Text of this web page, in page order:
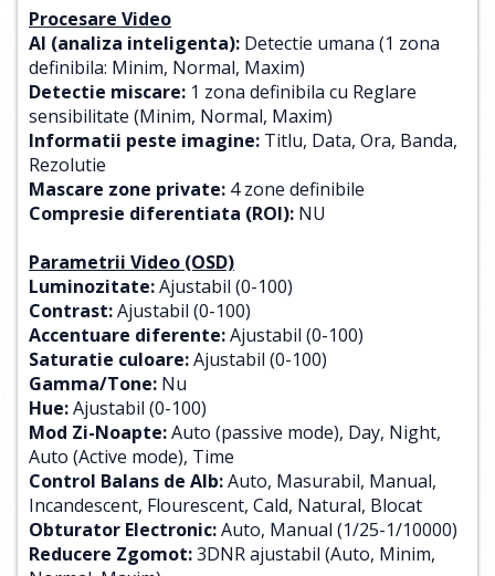
Procesare Video
AI (analiza inteligenta): Detectie umana (1 zona
definibila: Minim, Normal, Maxim)
Detectie miscare: 1 zona definibila cu Reglare
sensibilitate (Minim, Normal, Maxim)
Informatii peste imagine: Titlu, Data, Ora, Banda,
Rezolutie
Mascare zone private: 4 zone definibile
Compresie diferentiata (ROI): NU
Parametrii Video (OSD)
Luminozitate:Ajustabil (0-100)
Contrast:Ajustabil (0-100)
Accentuare diferente:Ajustabil (0-100)
Saturatie culoare:Ajustabil (0-100)
Gamma/Tone: Nu
Hue:Ajustabil (0-100)
Mod Zi-Noapte:Auto (passive mode), Day, Night,
Auto (Active mode), Time
Control Balans de Alb:Auto, Masurabil, Manual,
Incandescent, Flourescent, Cald, Natural, Blocat
Obturator Electronic:Auto, Manual (1/25-1/10000)
Reducere Zgomot:3DNR ajustabil (Auto, Minim,